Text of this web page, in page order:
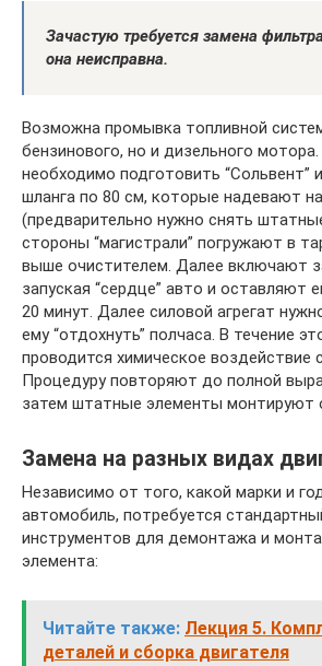
Зачастую требуется замена
она неисправна.
Возможна промывка топливной
бензинового, но и дизельного
необходимо подготовить “Сольвент”
шланга по 80 см, которые надевают
(предварительно нужно снять
стороны “магистрали” погружают в
выше очистителем. Далее включают
запуская “сердце” авто и оставляют
20 минут. Далее силовой агрегат
ему “отдохнуть” полчаса. В течение
проводится химическое воздействие
Процедуру повторяют до полной
затем штатные элементы монтируют
Замена на разных видах
Независимо от того, какой марки и
автомобиль, потребуется
инструментов для демонтажа и
элемента:
Читайте также: Лекция 5.
деталей и сборка двигателя